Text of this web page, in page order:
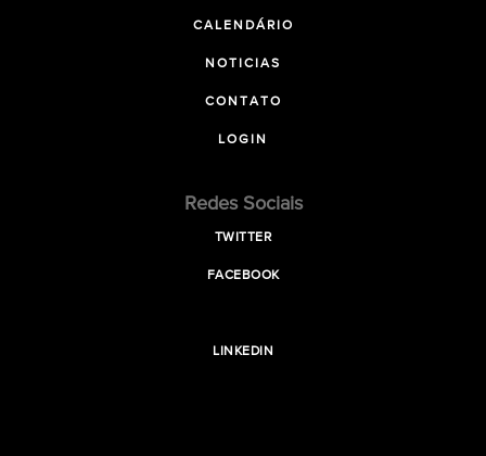
CALENDÁRIO
NOTICIAS
CONTATO
LOGIN
Redes Sociais
TWITTER
FACEBOOK
LINKEDIN